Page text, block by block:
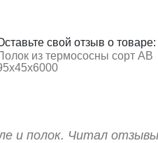
свой отзыв о товаре:
из термососны сорт АB
и полок. Читал